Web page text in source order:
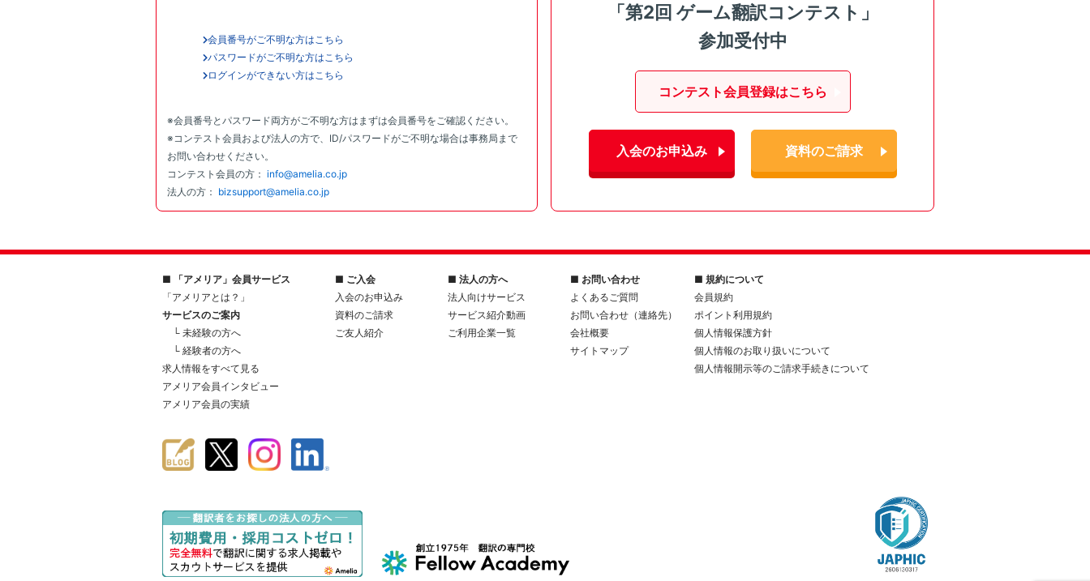
会員番号がご不明な方はこちら
パスワードがご不明な方はこちら
ログインができない方はこちら
※会員番号とパスワード両方がご不明な方はまずは会員番号をご確認ください。
※コンテスト会員および法人の方で、ID/パスワードがご不明な場合は事務局まで
お問い合わせください。
コンテスト会員の方： info@amelia.co.jp
法人の方： bizsupport@amelia.co.jp
「第2回 ゲーム翻訳コンテスト」
参加受付中
コンテスト会員登録はこちら
入会のお申込み 資料のご請求
■ 「アメリア」会員サービス
「アメリアとは？」
サービスのご案内
└ 未経験の方へ
└ 経験者の方へ
求人情報をすべて見る
アメリア会員インタビュー
アメリア会員の実績
■ ご入会
入会のお申込み
資料のご請求
ご友人紹介
■ 法人の方へ
法人向けサービス
サービス紹介動画
ご利用企業一覧
■ お問い合わせ
よくあるご質問
お問い合わせ（連絡先）
会社概要
サイトマップ
■ 規約について
会員規約
ポイント利用規約
個人情報保護方針
個人情報のお取り扱いについて
個人情報開示等のご請求手続きについて